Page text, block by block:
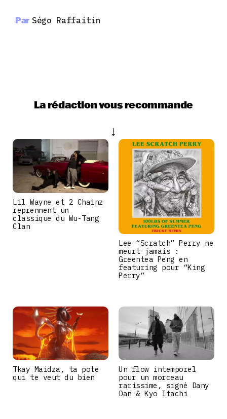
Par Ségo Raffaitin
La rédaction vous recommande
Lil Wayne et 2 Chainz
reprennent un
classique du Wu-Tang
Clan
Lee “Scratch” Perry ne
meurt jamais :
Greentea Peng en
featuring pour “King
Perry”
Tkay Maidza, ta pote
qui te veut du bien
Un flow intemporel
pour un morceau
rarissime, signé Dany
Dan & Kyo Itachi